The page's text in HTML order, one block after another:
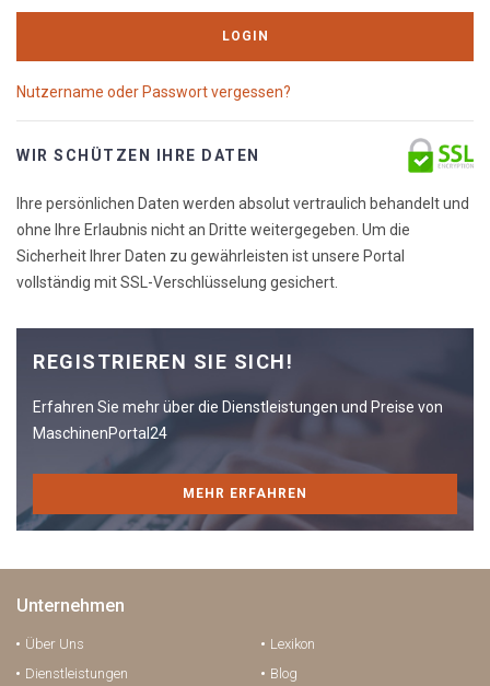
LOGIN
Nutzername oder Passwort vergessen?
WIR SCHÜTZEN IHRE DATEN
Ihre persönlichen Daten werden absolut vertraulich behandelt und
ohne Ihre Erlaubnis nicht an Dritte weitergegeben. Um die
Sicherheit Ihrer Daten zu gewährleisten ist unsere Portal
vollständig mit SSL-Verschlüsselung gesichert.
REGISTRIEREN SIE SICH!
Erfahren Sie mehr über die Dienstleistungen und Preise von
MaschinenPortal24
MEHR ERFAHREN
Unternehmen
Über Uns
Dienstleistungen
Lexikon
Blog